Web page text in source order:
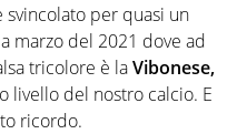
svincolato per quasi un
marzo del 2021 dove ad
tricolore è laVibonese,
livello del nostro calcio. E
ricordo.